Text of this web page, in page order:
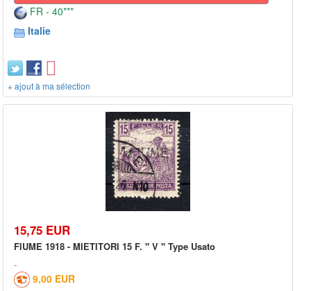
FR - 40***
Italie
+ ajout à ma sélection
15,75 EUR
FIUME 1918 - MIETITORI 15 F. " V " Type Usato
9,00 EUR